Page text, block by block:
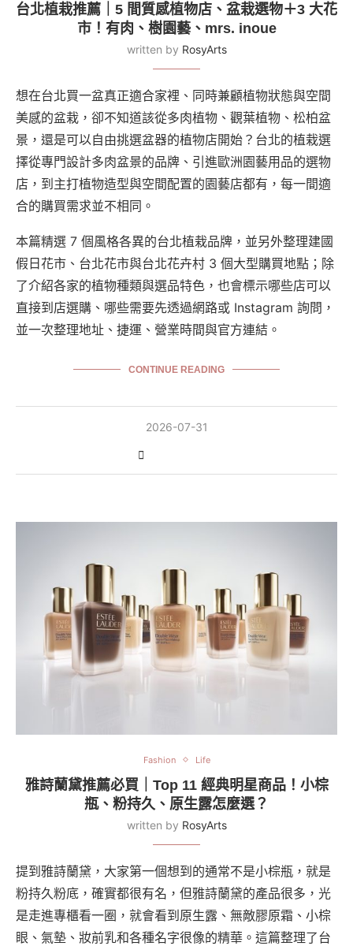
台北植栽推薦｜5 間質感植物店、盆栽選物＋3 大花
市！有肉、樹園藝、mrs. inoue
written by RosyArts
想在台北買一盆真正適合家裡、同時兼顧植物狀態與空間
美感的盆栽，卻不知道該從多肉植物、觀葉植物、松柏盆
景，還是可以自由挑選盆器的植物店開始？台北的植栽選
擇從專門設計多肉盆景的品牌、引進歐洲園藝用品的選物
店，到主打植物造型與空間配置的園藝店都有，每一間適
合的購買需求並不相同。
本篇精選 7 個風格各異的台北植栽品牌，並另外整理建國
假日花市、台北花市與台北花卉村 3 個大型購買地點；除
了介紹各家的植物種類與選品特色，也會標示哪些店可以
直接到店選購、哪些需要先透過網路或 Instagram 詢問，
並一次整理地址、捷運、營業時間與官方連結。
CONTINUE READING
2026-07-31
Fashion Life
雅詩蘭黛推薦必買｜Top 11 經典明星商品！小棕
瓶、粉持久、原生露怎麼選？
written by RosyArts
提到雅詩蘭黛，大家第一個想到的通常不是小棕瓶，就是
粉持久粉底，確實都很有名，但雅詩蘭黛的產品很多，光
是走進專櫃看一圈，就會看到原生露、無敵膠原霜、小棕
眼、氣墊、妝前乳和各種名字很像的精華。這篇整理了台